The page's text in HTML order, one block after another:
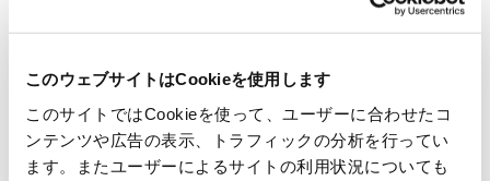
このウェブサイトはCookieを使用します
このサイトではCookieを使って、ユーザーに合わせたコ
ンテンツや広告の表示、トラフィックの分析を行ってい
ます。またユーザーによるサイトの利用状況についても
製造原価が下がらず、判断も遅い工場の共通点
～現場の「見える化」仕組み作りと定着のコツ
開催日時